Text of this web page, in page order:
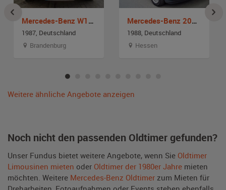
Mercedes-Benz W126
1987, Deutschland
Brandenburg
Mercedes-Benz 200 W124
1988, Deutschland
Hessen
Weitere ähnliche Angebote anzeigen
Noch nicht den passenden Oldtimer gefunden?
Unser Fundus bietet weitere Angebote, wenn Sie Oldtimer
Limousinen mieten oder Oldtimer der 1980er Jahre mieten
möchten. Weitere Mercedes-Benz Oldtimer zum Mieten für